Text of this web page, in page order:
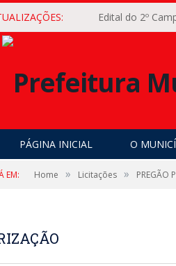
Edital do 2º
PÁGINA INICIAL O
EM: Home » Licitações » PREGÃO